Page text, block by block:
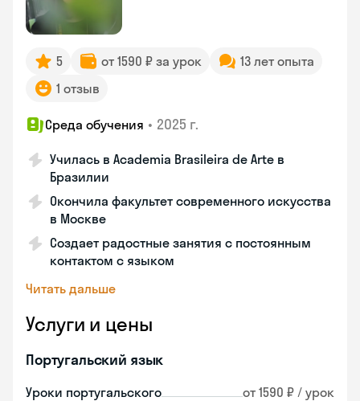
5 от 1590 ₽ за урок
13 лет опыта
1 отзыв
Среда обучения • 2025 г.
Училась в Academia Brasileira de Arte в
Бразилии
Окончила факультет современного искусства
в Москве
Создает радостные занятия с постоянным
контактом с языком
Читать дальше
Услуги и цены
Португальский язык
Уроки португальского от 1590 ₽ / урок